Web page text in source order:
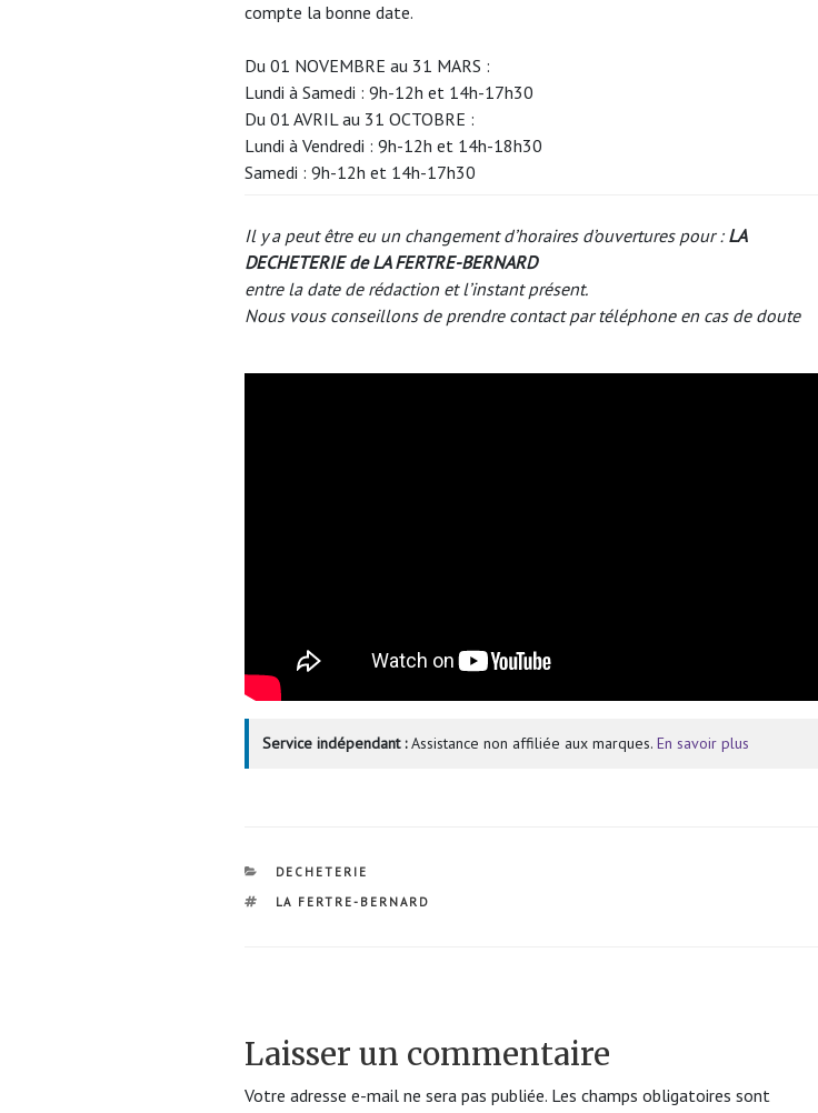
compte la bonne date.
Du 01 NOVEMBRE au 31 MARS :
Lundi à Samedi : 9h-12h et 14h-17h30
Du 01 AVRIL au 31 OCTOBRE :
Lundi à Vendredi : 9h-12h et 14h-18h30
Samedi : 9h-12h et 14h-17h30
Il y a peut être eu un changement d’horaires d’ouvertures pour : LA
DECHETERIE de LA FERTRE-BERNARD
entre la date de rédaction et l’instant présent.
Nous vous conseillons de prendre contact par téléphone en cas de doute
Service indépendant :Assistance non affiliée aux marques. En savoir plus
CATÉGORIES
DECHETERIE
ÉTIQUETTES
LA FERTRE-BERNARD
Laisser un commentaire
Votre adresse e-mail ne sera pas publiée. Les champs obligatoires sont